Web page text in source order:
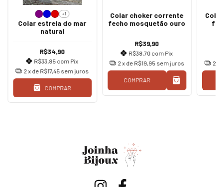
+1
Colar estrela do mar
natural
R$34,90
R$33,85 com Pix
2x de R$17,45 sem juros
COMPRAR
Colar choker corrente
fecho mosquetão ouro
R$39,90
R$38,70 com Pix
2x de R$19,95 sem juros
COMPRAR
2